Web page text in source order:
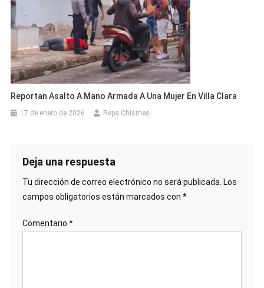
Reportan Asalto A Mano Armada A Una Mujer En Villa Clara
17 de enero de 2026 Repa Chismes
Deja una respuesta
Tu dirección de correo electrónico no será publicada. Los
campos obligatorios están marcados con *
Comentario *